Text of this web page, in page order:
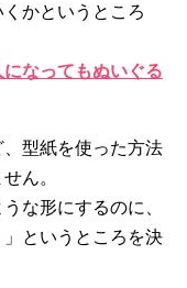
かというところ
なってもぬいぐる
型紙を使った方法
ん。
な形にするのに、
というところを決